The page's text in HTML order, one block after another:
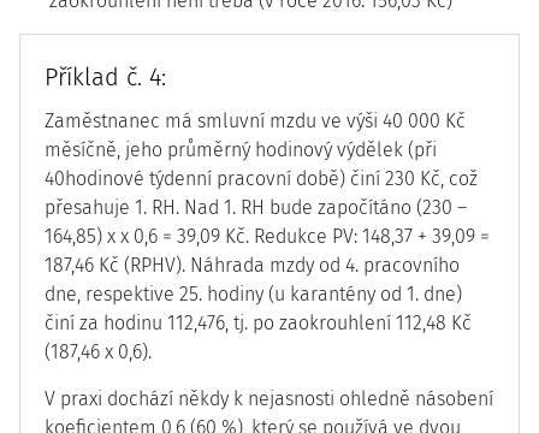
Příklad č. 4:
Zaměstnanec má smluvní mzdu ve výši 40 000 Kč
měsíčně, jeho průměrný hodinový výdělek (při
40hodinové týdenní pracovní době) činí 230 Kč, což
přesahuje 1. RH. Nad 1. RH bude započítáno (230 –
164,85) x x 0,6 = 39,09 Kč. Redukce PV: 148,37 + 39,09 =
187,46 Kč (RPHV). Náhrada mzdy od 4. pracovního
dne, respektive 25. hodiny (u karantény od 1. dne)
činí za hodinu 112,476, tj. po zaokrouhlení 112,48 Kč
(187,46 x 0,6).
V praxi dochází někdy k nejasnosti ohledně násobení
koeficientem 0,6 (60 %), který se používá ve dvou